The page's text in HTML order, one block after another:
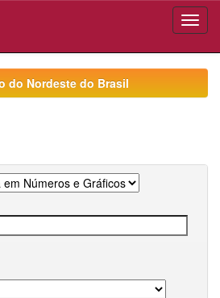
do Nordeste do Brasil